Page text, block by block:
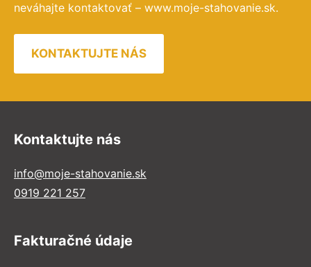
neváhajte kontaktovať – www.moje-stahovanie.sk.
KONTAKTUJTE NÁS
Kontaktujte nás
info@moje-stahovanie.sk
0919 221 257
Fakturačné údaje